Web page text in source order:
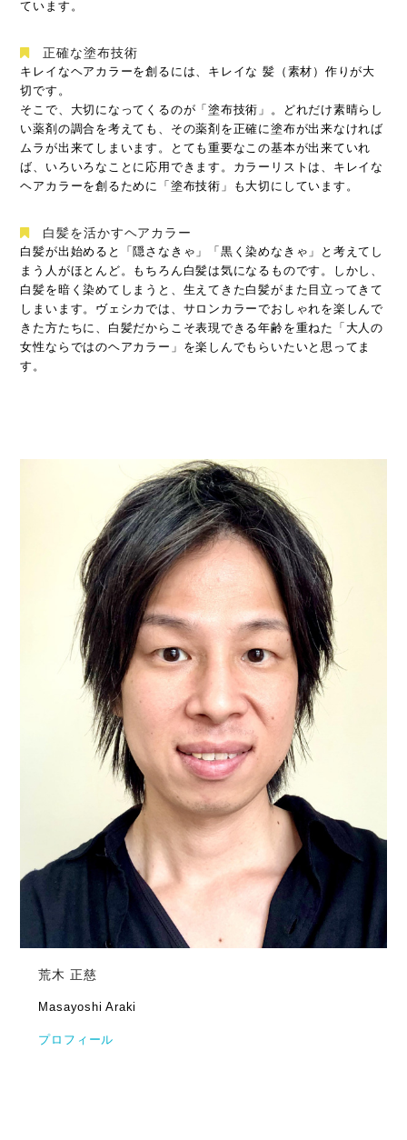
ています。
正確な塗布技術
キレイなヘアカラーを創るには、キレイな 髪（素材）作りが大
切です。
そこで、大切になってくるのが「塗布技術」。どれだけ素晴らし
い薬剤の調合を考えても、その薬剤を正確に塗布が出来なければ
ムラが出来てしまいます。とても重要なこの基本が出来ていれ
ば、いろいろなことに応用できます。カラーリストは、キレイな
ヘアカラーを創るために「塗布技術」も大切にしています。
白髪を活かすヘアカラー
白髪が出始めると「隠さなきゃ」「黒く染めなきゃ」と考えてし
まう人がほとんど。もちろん白髪は気になるものです。しかし、
白髪を暗く染めてしまうと、生えてきた白髪がまた目立ってきて
しまいます。ヴェシカでは、サロンカラーでおしゃれを楽しんで
きた方たちに、白髪だからこそ表現できる年齢を重ねた「大人の
女性ならではのヘアカラー」を楽しんでもらいたいと思ってま
す。
荒木 正慈
Masayoshi Araki
プロフィール